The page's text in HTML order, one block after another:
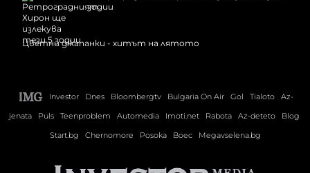
зодии
Цветни джапанки - хитът на лятото
Investor Dnes Bloombergtv Bulgaria On Air Gol Tialoto
Az-
jenata
Puls Teenproblem Automedia Imoti.net Rabota Az-deteto
Blog
Start.bg
Chernomore Posoka Boec Megavselena.bg